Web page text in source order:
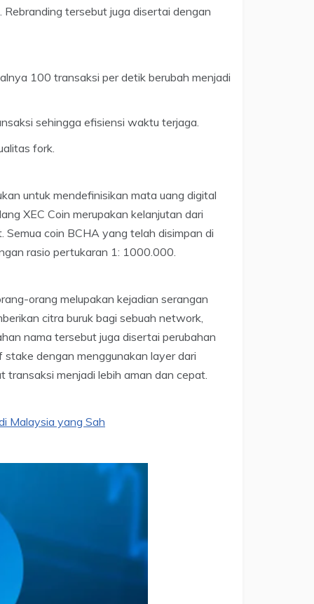
tersebut juga disertai dengan
100 transaksi per detik berubah menjadi
sehingga efisiensi waktu terjaga.
fork.
untuk mendefinisikan mata uang digital
XEC Coin merupakan kelanjutan dari
coin BCHA yang telah disimpan di
rasio pertukaran 1: 1000.000.
orang melupakan kejadian serangan
citra buruk bagi sebuah network,
nama tersebut juga disertai perubahan
dengan menggunakan layer dari
transaksi menjadi lebih aman dan cepat.
Malaysia yang Sah